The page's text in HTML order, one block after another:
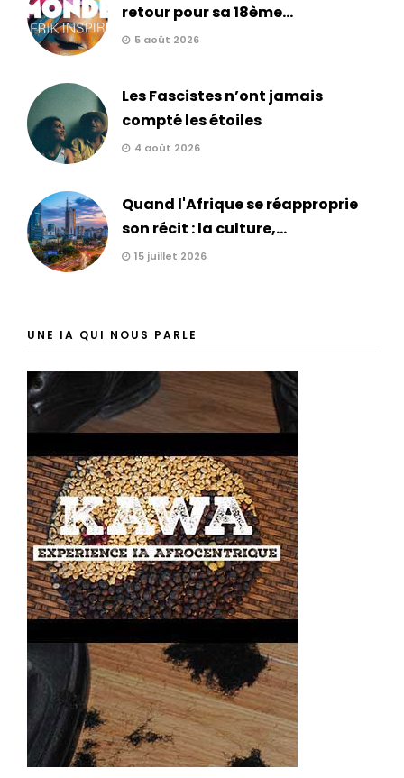
retour pour sa 18ème...
5 août 2026
Les Fascistes n’ont jamais
compté les étoiles
4 août 2026
Quand l'Afrique se réapproprie
son récit : la culture,...
15 juillet 2026
UNE IA QUI NOUS PARLE